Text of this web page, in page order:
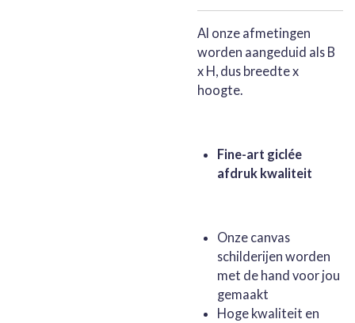
Al onze afmetingen
worden aangeduid als B
x H, dus breedte x
hoogte.
Fine-art giclée
afdruk kwaliteit
Onze canvas
schilderijen worden
met de hand voor jou
gemaakt
Hoge kwaliteit en